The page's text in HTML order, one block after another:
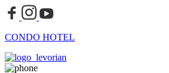
CONDO HOTEL